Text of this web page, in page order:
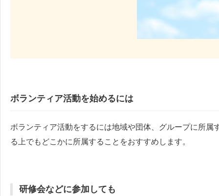
ボランティア活動を始めるには
ボランティア活動をするには地域や団体、グループに所
る上でもどこかに所属することをおすすめします。
研修会などに参加しても